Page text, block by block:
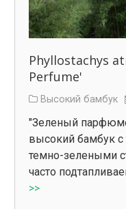
Phyllostachys
Perfume'
Высокий бамбук
"Зеленый
высокий бамбук
темно-зелеными
часто
>>